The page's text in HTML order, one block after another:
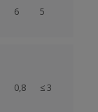
6 5
0,8 ≤ 3